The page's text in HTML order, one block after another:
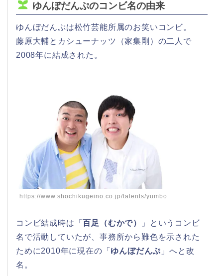
ゆんぼだんぷのコンビ名の由来
ゆんぼだんぷは松竹芸能所属のお笑いコンビ。
藤原大輔とカシューナッツ（家集剛）の二人で
2008年に結成された。
https://www.shochikugeino.co.jp/talents/yumbo
コンビ結成時は「百足（むかで）
」というコンビ
名で活動していたが、事務所から難色を示された
ために2010年に現在の「 ゆんぼだんぷ 」へと改
名。